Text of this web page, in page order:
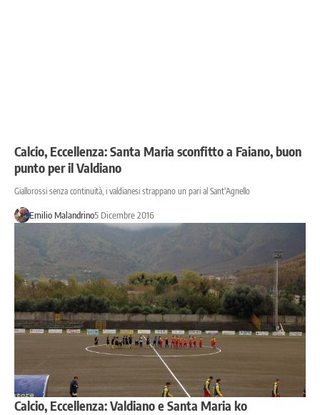
Calcio, Eccellenza: Santa Maria sconfitto a Faiano, buon
punto per il Valdiano
Giallorossi senza continuità, i valdianesi strappano un pari al Sant'Agnello
Emilio Malandrino5 Dicembre 2016
Calcio, Eccellenza: Valdiano e Santa Maria ko